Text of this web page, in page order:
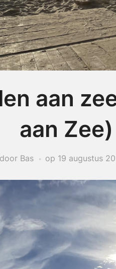
aan
aan Zee)
Bas op 19 augustus